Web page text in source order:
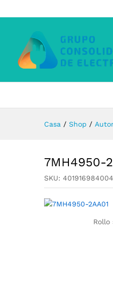
Casa / Shop /
7MH4950-
SKU: